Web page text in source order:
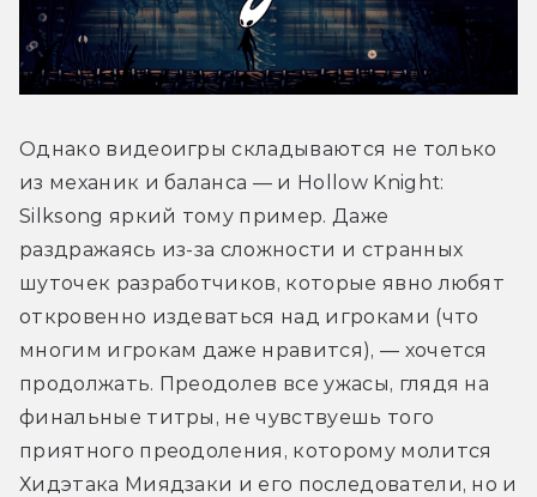
Однако видеоигры складываются не только
из механик и баланса — и Hollow Knight:
Silksong яркий тому пример. Даже
раздражаясь из-за сложности и странных
шуточек разработчиков, которые явно любят
откровенно издеваться над игроками (что
многим игрокам даже нравится), — хочется
продолжать. Преодолев все ужасы, глядя на
финальные титры, не чувствуешь того
приятного преодоления, которому молится
Хидэтака Миядзаки и его последователи, но и